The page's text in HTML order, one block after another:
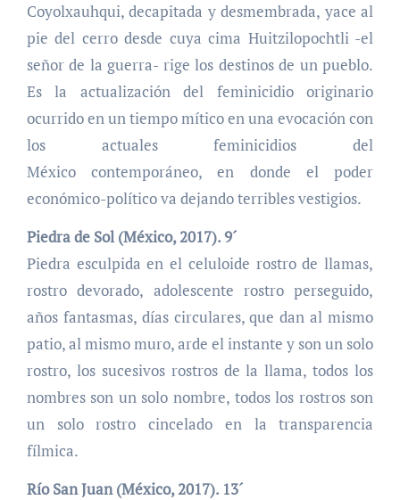
Coyolxauhqui, decapitada y desmembrada, yace al
pie del cerro desde cuya cima Huitzilopochtli -el
señor de la guerra- rige los destinos de un pueblo.
Es la actualización del feminicidio originario
ocurrido en un tiempo mítico en una evocación con
los actuales feminicidios del
México contemporáneo, en donde el poder
económico-político va dejando terribles vestigios.
Piedra de Sol (México, 2017). 9´
Piedra esculpida en el celuloide rostro de llamas,
rostro devorado, adolescente rostro perseguido,
años fantasmas, días circulares, que dan al mismo
patio, al mismo muro, arde el instante y son un solo
rostro, los sucesivos rostros de la llama, todos los
nombres son un solo nombre, todos los rostros son
un solo rostro cincelado en la transparencia
fílmica.
Río San Juan (México, 2017). 13´